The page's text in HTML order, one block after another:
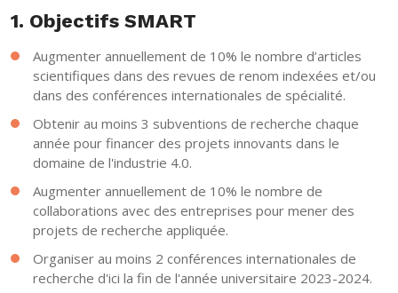
1. Objectifs SMART
Augmenter annuellement de 10% le nombre d’articles
scientifiques dans des revues de renom indexées et/ou
dans des conférences internationales de spécialité.
Obtenir au moins 3 subventions de recherche chaque
année pour financer des projets innovants dans le
domaine de l'industrie 4.0.
Augmenter annuellement de 10% le nombre de
collaborations avec des entreprises pour mener des
projets de recherche appliquée.
Organiser au moins 2 conférences internationales de
recherche d'ici la fin de l'année universitaire 2023-2024.